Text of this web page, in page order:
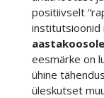
positiivselt
institutsioonid
eesmärke on
ühine
üleskutset